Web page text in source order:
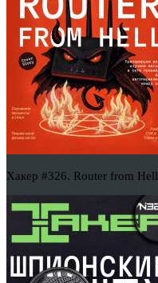
Хакер #326. Router from Hell